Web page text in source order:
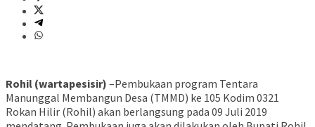
Rohil (wartapesisir) –Pembukaan program Tentara
Manunggal Membangun Desa (TMMD) ke 105 Kodim 0321
Rokan Hilir (Rohil) akan berlangsung pada 09 Juli 2019